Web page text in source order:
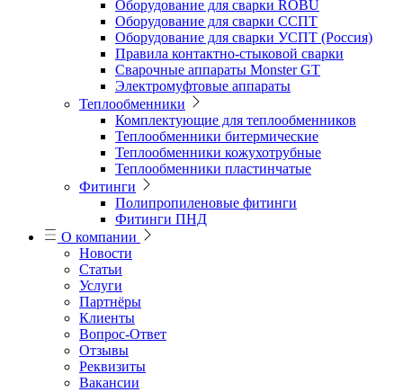
Оборудование для сварки ROBU
Оборудование для сварки ССПТ
Оборудование для сварки УСПТ (Россия)
Правила контактно-стыковой сварки
Сварочные аппараты Monster GT
Электромуфтовые аппараты
Теплообменники
Комплектующие для теплообменников
Теплообменники битермические
Теплообменники кожухотрубные
Теплообменники пластинчатые
Фитинги
Полипропиленовые фитинги
Фитинги ПНД
О компании
Новости
Статьи
Услуги
Партнёры
Клиенты
Вопрос-Ответ
Отзывы
Реквизиты
Вакансии